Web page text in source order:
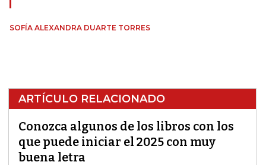
SOFÍA ALEXANDRA DUARTE TORRES
ARTÍCULO RELACIONADO
Conozca algunos de los libros con los
que puede iniciar el 2025 con muy
buena letra